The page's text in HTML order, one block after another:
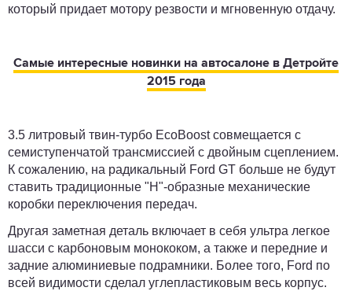
который придает мотору резвости и мгновенную отдачу.
Самые интересные новинки на автосалоне в Детройте
2015 года
3.5 литровый твин-турбо EcoBoost совмещается с
семиступенчатой трансмиссией с двойным сцеплением.
К сожалению, на радикальный Ford GT больше не будут
ставить традиционные "H"-образные механические
коробки переключения передач.
Другая заметная деталь включает в себя ультра легкое
шасси с карбоновым монококом, а также и передние и
задние алюминиевые подрамники. Более того, Ford по
всей видимости сделал углепластиковым весь корпус.